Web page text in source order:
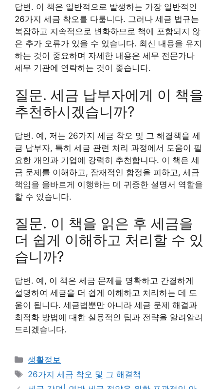
답변. 이 책은 일반적으로 발생하는 가장 일반적인
26가지 세금 착오를 다룹니다. 그러나 세금 법규는
복잡하고 지속적으로 변화하므로 책에 포함되지 않
은 추가 오류가 있을 수 있습니다. 최신 내용을 유지
하는 것이 중요하며 자세한 내용은 세무 전문가나
세무 기관에 연락하는 것이 좋습니다.
질문. 세금 납부자에게 이 책을
추천하시겠습니까?
답변. 예, 저는 26가지 세금 착오 및 그 해결책을 세
금 납부자, 특히 세금 관련 처리 과정에서 도움이 필
요한 개인과 기업에 강력히 추천합니다. 이 책은 세
금 문제를 이해하고, 잠재적인 함정을 피하고, 세금
책임을 올바르게 이행하는 데 귀중한 설명서 역할을
할 수 있습니다.
질문. 이 책을 읽은 후 세금을
더 쉽게 이해하고 처리할 수 있
습니까?
답변. 예, 이 책은 세금 문제를 명확하고 간결하게
설명하여 세금을 더 쉽게 이해하고 처리하는 데 도
움이 됩니다. 세금법뿐만 아니라 세금 문제 해결과
최적화 방법에 대한 실용적인 팁과 전략을 알려알려
드리겠습니다.
카
테
생활정보
태
그
26가지 세금 착오 및 그 해결책